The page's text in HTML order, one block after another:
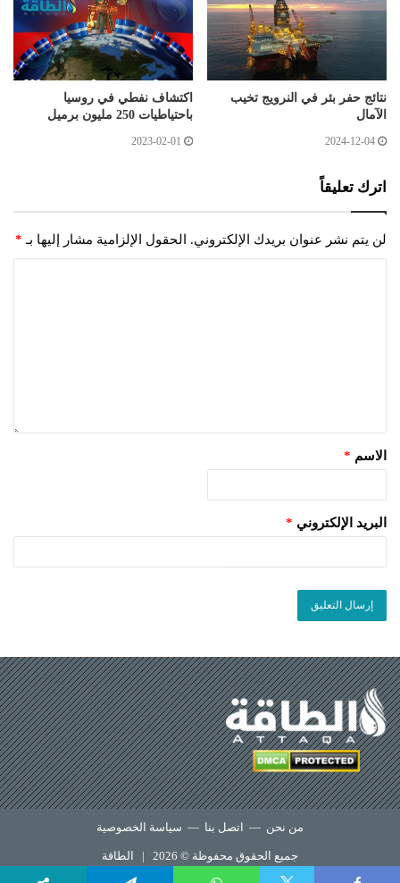
نتائج حفر بئر في النرويج تخيب
الآمال
2024-12-04
اكتشاف نفطي في روسيا
باحتياطيات 250 مليون برميل
2023-02-01
اترك تعليقاً
لن يتم نشر عنوان بريدك الإلكتروني. الحقول الإلزامية مشار إليها بـ *
الاسم *
البريد الإلكتروني *
من نحن — اتصل بنا — سياسة الخصوصية
جميع الحقوق محفوظة © 2026 | الطاقة